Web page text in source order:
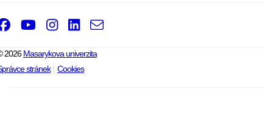
2026Masarykova univerzita
stránek
Cookies
Facebook
Youtube
Instagram
LinkedIn
e-